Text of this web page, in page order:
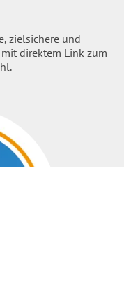
zielsichere und
direktem Link zum